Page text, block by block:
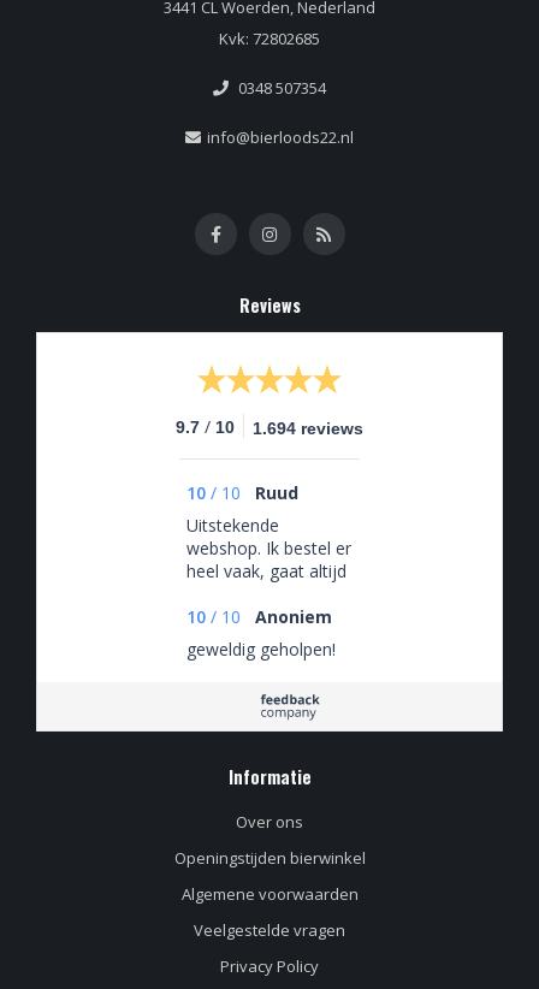
3441 CL Woerden, Nederland
Kvk: 72802685
0348 507354
info@bierloods22.nl
Reviews
9.7 / 10 1.694 reviews
10 / 10
Ruud
Uitstekende
webshop. Ik bestel er
heel vaak, gaat altijd
tegen 5en besteld,
zaterdagochtend in
huis. Supersnel!
10 / 10
Anoniem
geweldig geholpen!
Informatie
Over ons
Openingstijden bierwinkel
Algemene voorwaarden
Veelgestelde vragen
Privacy Policy